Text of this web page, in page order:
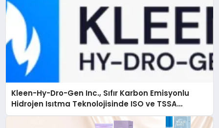
Kleen-Hy-Dro-Gen Inc., Sıfır Karbon Emisyonlu
Hidrojen Isıtma Teknolojisinde ISO ve TSSA
Düzenleyici Onaylarını Aldı